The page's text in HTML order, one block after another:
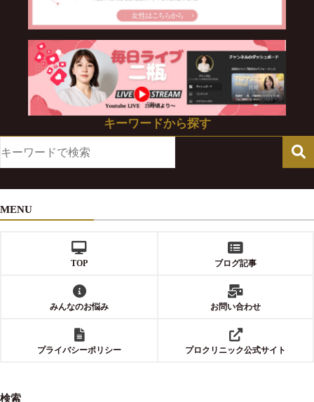
キーワードから探す
MENU
TOP ブログ記事
みんなのお悩み お問い合わせ
プライバシーポリシー プロクリニック公式サイト
検索